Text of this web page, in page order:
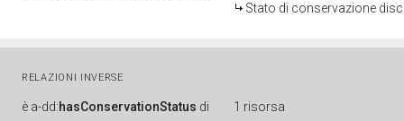
Stato di conservazione
RELAZIONI INVERSE
è a-dd:hasConservationStatus di 1 risorsa